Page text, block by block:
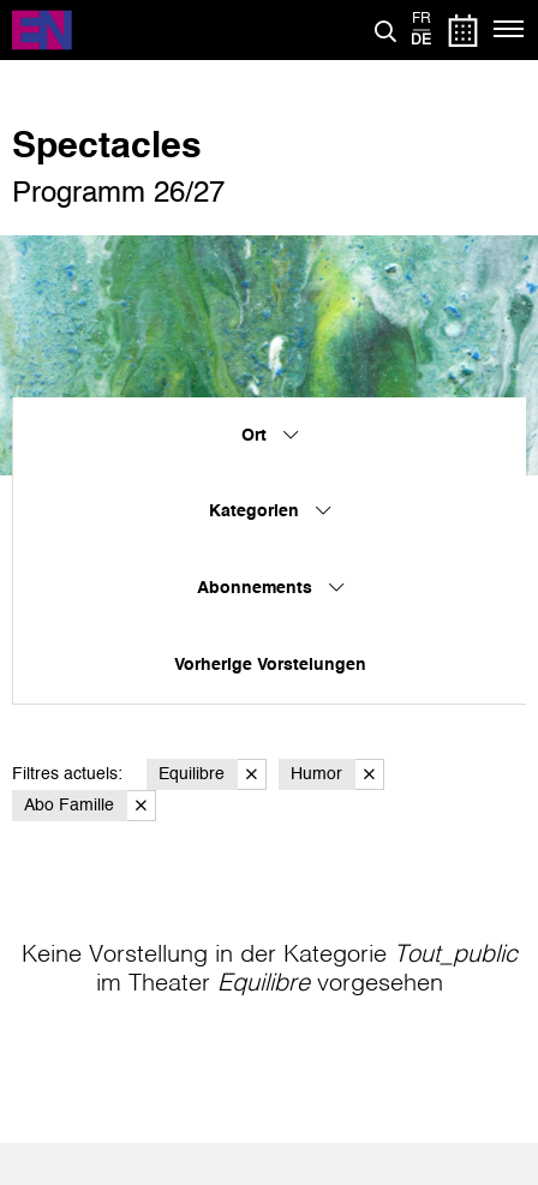
Direkt
zum
Inhalt
FR
DE
Spectacles
Programm 26/27
Ort
Kategorien
Abonnements
Vorherige Vorstelungen
Filtres actuels: Equilibre
Humor
Abo Famille
Keine Vorstellung in der Kategorie Tout_public
im Theater Equilibrevorgesehen